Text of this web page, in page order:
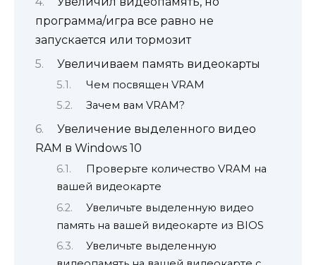
программа/игра все равно не
запускается или тормозит
Увеличиваем память видеокарты
Чем посвящен VRAM
Зачем вам VRAM?
Увеличение выделенного видео
RAM в Windows 10
Проверьте количество VRAM на
вашей видеокарте
Увеличьте выделенную видео
память на вашей видеокарте из BIOS
Увеличьте выделенную